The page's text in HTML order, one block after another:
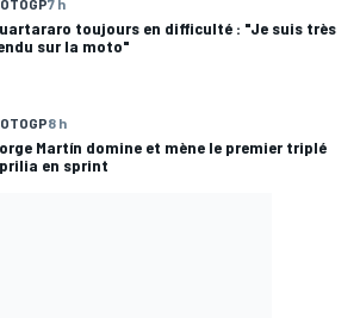
7 h
toujours en difficulté : "Je suis très
sur la moto"
8 h
Martín domine et mène le premier triplé
en sprint